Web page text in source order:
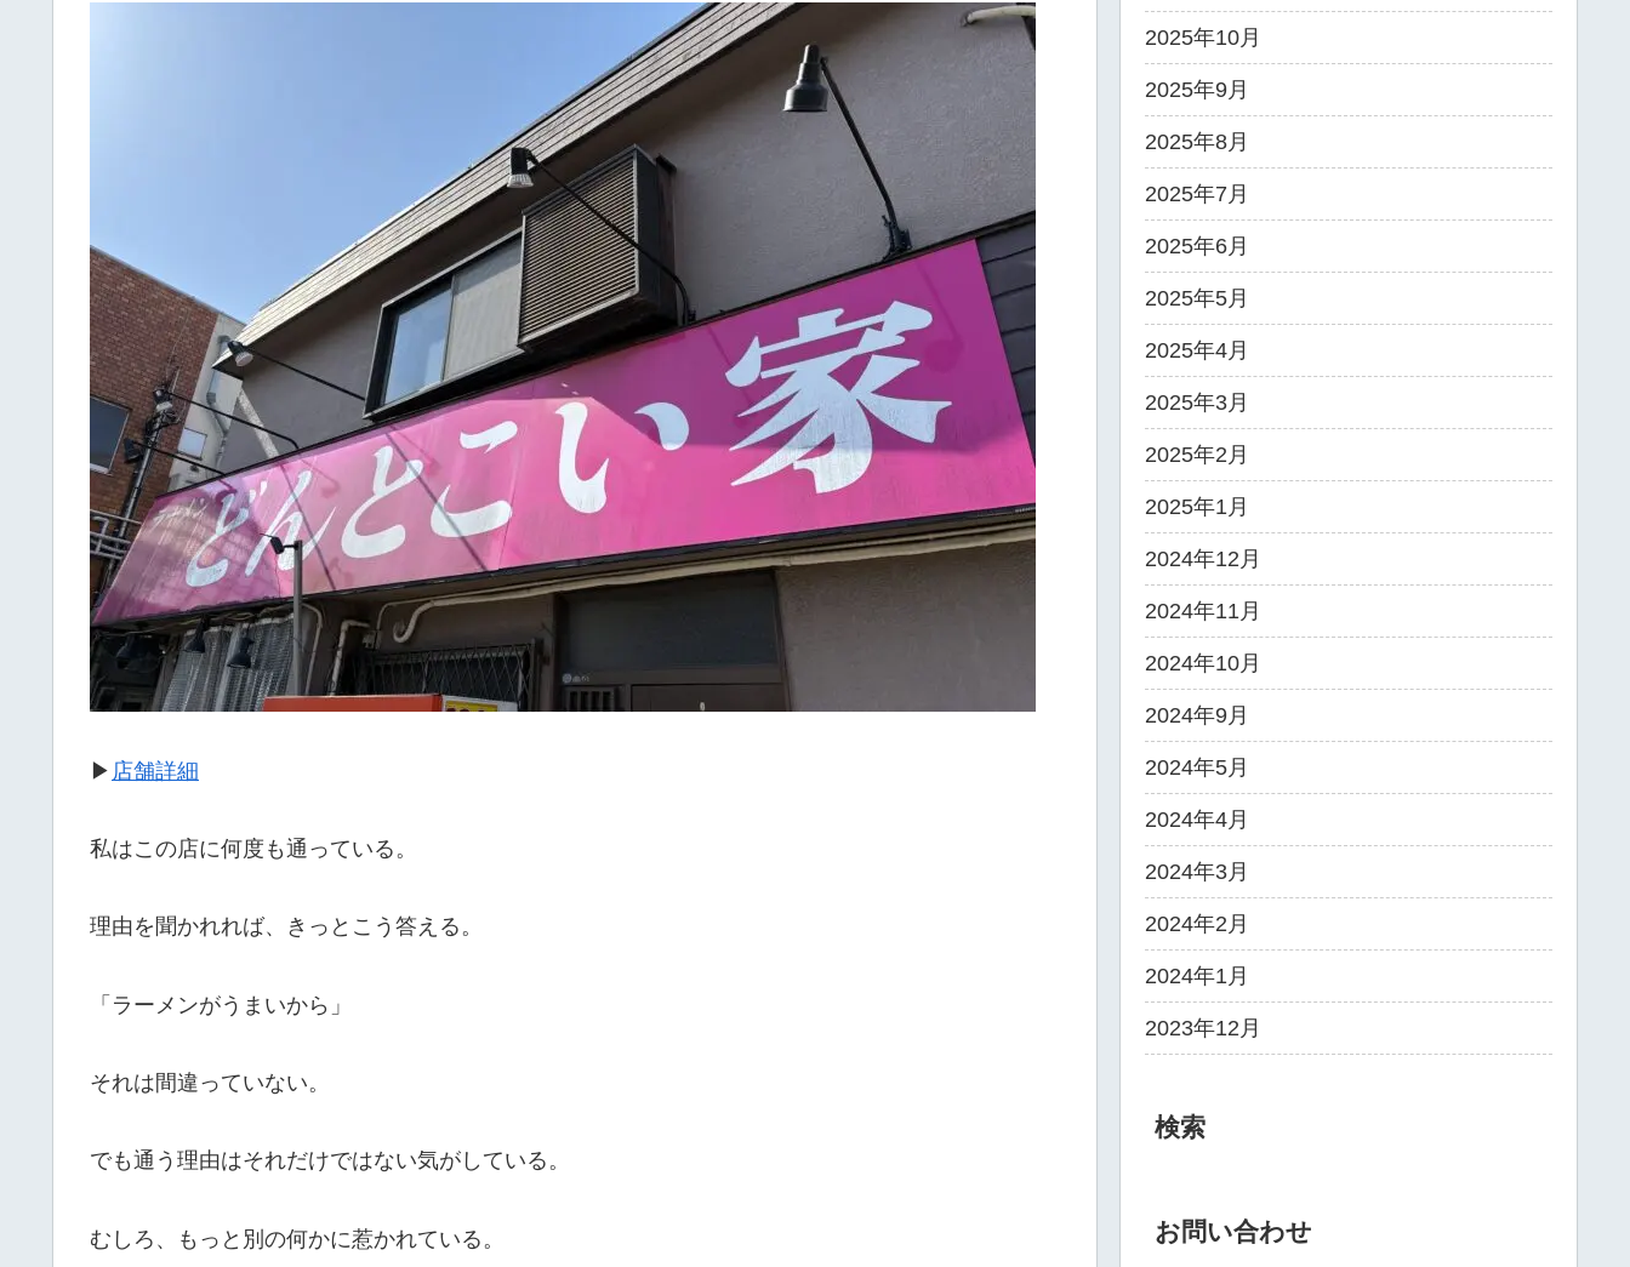
▶ 店舗詳細
私はこの店に何度も通っている。
理由を聞かれれば、きっとこう答える。
「ラーメンがうまいから」
それは間違っていない。
でも通う理由はそれだけではない気がしている。
むしろ、もっと別の何かに惹かれている。
2025年10月
2025年9月
2025年8月
2025年7月
2025年6月
2025年5月
2025年4月
2025年3月
2025年2月
2025年1月
2024年12月
2024年11月
2024年10月
2024年9月
2024年5月
2024年4月
2024年3月
2024年2月
2024年1月
2023年12月
検索
お問い合わせ